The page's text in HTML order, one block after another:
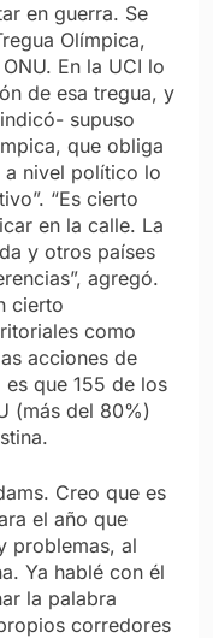
en guerra. Se
Olímpica,
En la UCI lo
de esa tregua, y
supuso
que obliga
a nivel político lo
“Es cierto
en la calle. La
y otros países
agregó.
cierto
como
acciones de
que 155 de los
(más del 80%)
Creo que es
el año que
problemas, al
Ya hablé con él
la palabra
corredores